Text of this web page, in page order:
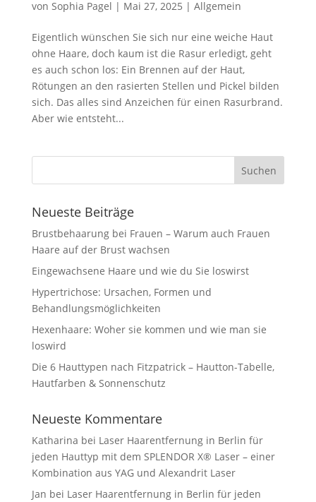
von Sophia Pagel | Mai 27, 2025 | Allgemein
Eigentlich wünschen Sie sich nur eine weiche Haut
ohne Haare, doch kaum ist die Rasur erledigt, geht
es auch schon los: Ein Brennen auf der Haut,
Rötungen an den rasierten Stellen und Pickel bilden
sich. Das alles sind Anzeichen für einen Rasurbrand.
Aber wie entsteht...
Neueste Beiträge
Brustbehaarung bei Frauen – Warum auch Frauen
Haare auf der Brust wachsen
Eingewachsene Haare und wie du Sie loswirst
Hypertrichose: Ursachen, Formen und
Behandlungsmöglichkeiten
Hexenhaare: Woher sie kommen und wie man sie
loswird
Die 6 Hauttypen nach Fitzpatrick – Hautton-Tabelle,
Hautfarben & Sonnenschutz
Neueste Kommentare
Katharina bei Laser Haarentfernung in Berlin für
jeden Hauttyp mit dem SPLENDOR X® Laser – einer
Kombination aus YAG und Alexandrit Laser
Jan bei Laser Haarentfernung in Berlin für jeden